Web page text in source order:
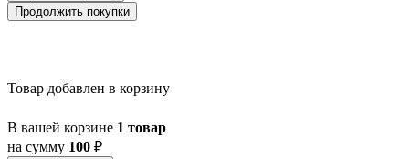
Продолжить покупки
Товар добавлен в корзину
В вашей корзине 1 товар
на сумму 100 ₽